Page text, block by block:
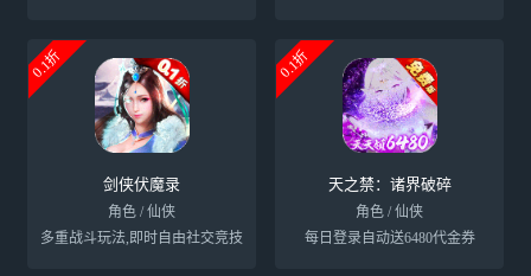
0.1折
剑侠伏魔录
角色 / 仙侠
多重战斗玩法,即时自由社交竞技
0.1折
天之禁：诸界破碎
角色 / 仙侠
每日登录自动送6480代金券